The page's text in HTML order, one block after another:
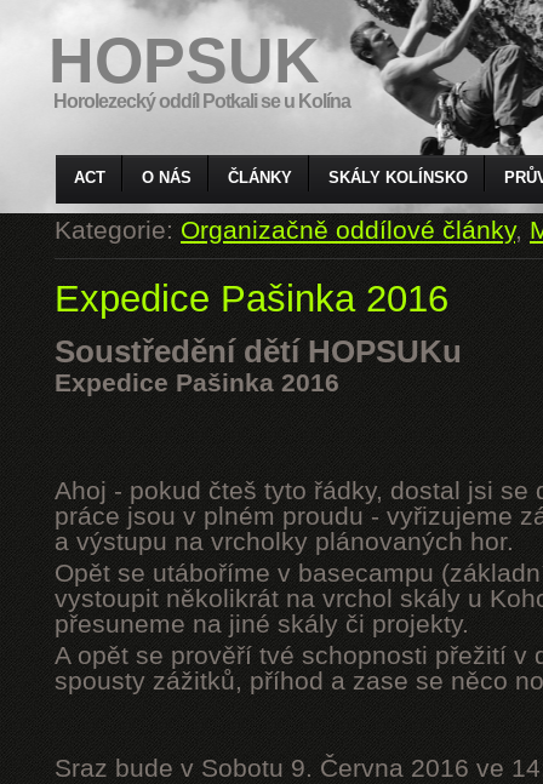
HOPSUK
Horolezecký oddíl Potkali se u Kolína
ACT O NÁS ČLÁNKY SKÁLY KOLÍNSKO
Kategorie:Organizačně oddílové články,
Expedice Pašinka 2016
Soustředění dětí HOPSUKu
Expedice Pašinka 2016
Ahoj - pokud čteš tyto řádky, dostal jsi se
práce jsou v plném proudu - vyřizujeme
a výstupu na vrcholky plánovaných hor.
Opět se utáboříme v basecampu
vystoupit několikrát na vrchol skály u
přesuneme na jiné skály či projekty.
A opět se prověří tvé schopnosti přežití v
spousty zážitků, příhod a zase se něco
Sraz bude v Sobotu 9. Června 2016 ve